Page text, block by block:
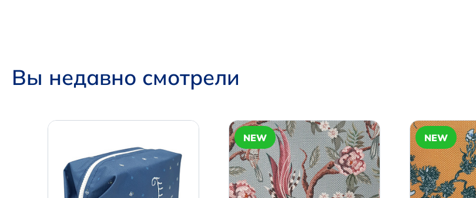
Вы недавно смотрели
NEW NEW